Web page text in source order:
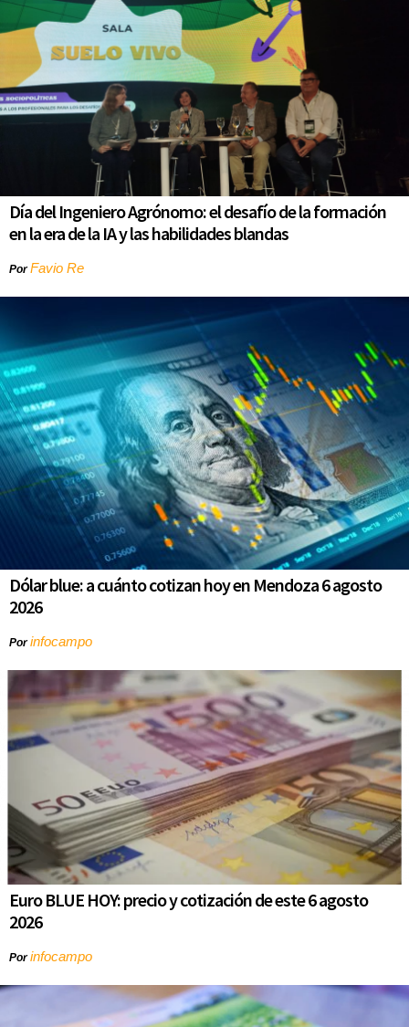
Día del Ingeniero Agrónomo: el desafío de la formación
en la era de la IA y las habilidades blandas
PorFavio Re
Dólar blue: a cuánto cotizan hoy en Mendoza 6 agosto
2026
Porinfocampo
Euro BLUE HOY: precio y cotización de este 6 agosto
2026
Porinfocampo